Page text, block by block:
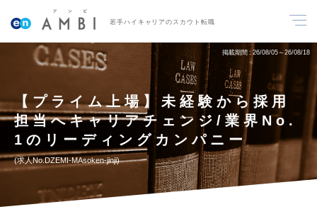
若手ハイキャリアのスカウト転職
掲載期間 26/08/05～26/08/18
【プライム上場】未経験から採用
担当へキャリアチェンジ/業界No.
1のリーディングカンパニー
求人No.DZEMI-MAsoken-jinji